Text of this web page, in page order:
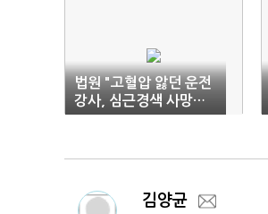
법원 "고혈압 앓던 운전
강사, 심근경색 사망…
업무상 재해"
김양균